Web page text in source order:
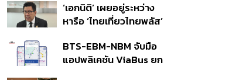
ก.ย.นี้ อาจเพิ่มสัดส่วนการ
ขายแบบ Small Lot First
‘เอกนิติ’ เผยอยู่ระหว่าง
หารือ ‘ไทยเที่ยวไทยพลัส’
แสนล้าน มั่นใจงบต่อ ‘ไทย
ช่วยไทย พลัส’ เฟส 2 มี
BTS-EBM-NBM จับมือ
แอปพลิเคชัน ViaBus ยก